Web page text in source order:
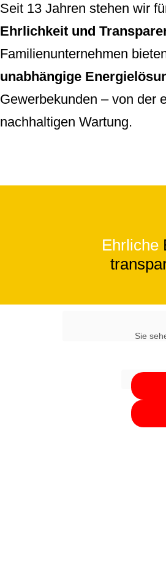
Seit 13 Jahren stehen wir
Ehrlichkeit und
Familienunternehmen
unabhängige
Gewerbekunden – von der
nachhaltigen Wartung.
Ehrliche
Sie